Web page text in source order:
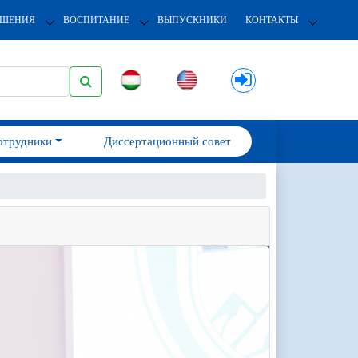
ВОСПИТАНИЕ ВЫПУСКНИКИ КОНТАКТЫ
Диссертационный совет